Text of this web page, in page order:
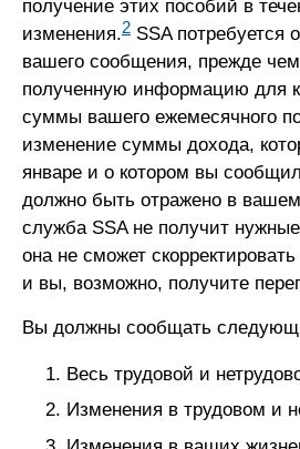
получение этих пособий в
изменения.2 SSA потребуется
вашего сообщения, прежде
полученную информацию для
суммы вашего ежемесячного
изменение суммы дохода,
январе и о котором вы
должно быть отражено в
служба SSA не получит
она не сможет
и вы, возможно, получите
Вы должны сообщать
Весь трудовой и
Изменения в трудовом и